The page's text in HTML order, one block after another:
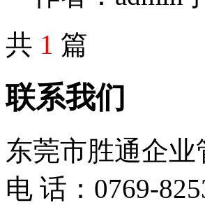
共 1 篇
联系我们
东莞市胜通企
电 话：0769-